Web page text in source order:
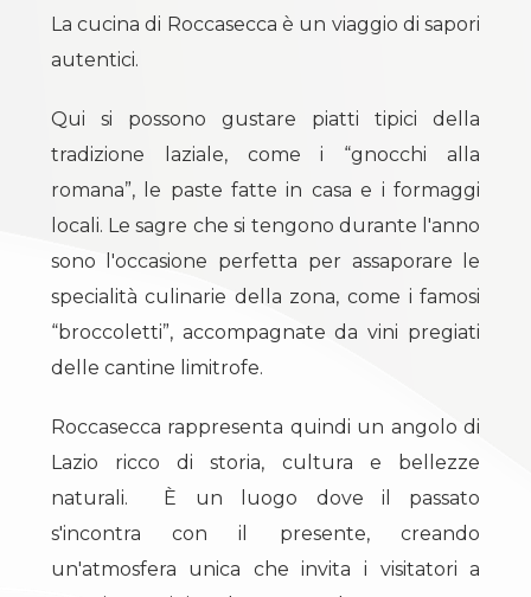
La cucina di Roccasecca è un viaggio di sapori
autentici.
Qui si possono gustare piatti tipici della
tradizione laziale, come i “gnocchi alla
romana”, le paste fatte in casa e i formaggi
locali. Le sagre che si tengono durante l'anno
sono l'occasione perfetta per assaporare le
specialità culinarie della zona, come i famosi
“broccoletti”, accompagnate da vini pregiati
delle cantine limitrofe.
Roccasecca rappresenta quindi un angolo di
Lazio ricco di storia, cultura e bellezze
naturali. È un luogo dove il passato
s'incontra con il presente, creando
un'atmosfera unica che invita i visitatori a
Balcone/Terrazzo
Arredato
Nuova costruzione
Lusso